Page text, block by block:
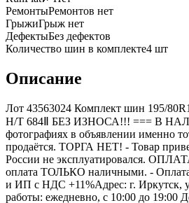
РемонтыРемонтов нет
ГрыжиГрыж нет
ДефектыБез дефектов
Количество шин в комплекте4 шт
Описание
Лот 43563024 Комплект шин 195/
H/T 684Ⅱ БЕЗ ИЗНОСА!!! === B
фотографиях в объявлении именно
продаётся. ТОРГА НЕТ! - Товар
России не эксплуатировался.
оплата ТОЛЬКО наличными. -
и ИП с НДС +11%Адрес: г. Иркутск,
работы: ежедневно, с 10:00 до 19:00